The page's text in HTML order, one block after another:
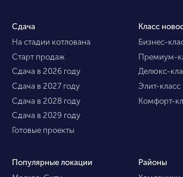
Сдача
На стадии котлована
Старт продаж
Сдача в 2026 году
Сдача в 2027 году
Сдача в 2028 году
Сдача в 2029 году
Готовые проекты
Класс
Бизнес-
Премиум-
Делюкс-
Элит-класс
Комфорт-
Популярные локации
Районы